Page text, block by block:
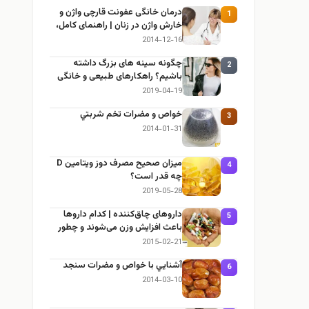
1
درمان خانگی عفونت قارچی واژن و
خارش واژن در زنان | راهنمای کامل،
ایمن و کاربردی
2014-12-16
2
چگونه سینه های بزرگ داشته
باشیم؟ راهکارهای طبیعی و خانگی
برای بزرگ کردن سینه
2019-04-19
3 خواص و مضرات تخم شربتي
2014-01-31
4
میزان صحیح مصرف دوز ویتامین D
چه قدر است؟
2019-05-28
5
داروهای چاق‌کننده | کدام داروها
باعث افزایش وزن می‌شوند و چطور
جلوش را بگیریم؟
2015-02-21
6 آشنايي با خواص و مضرات سنجد
2014-03-10